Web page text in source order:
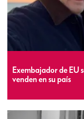
Exembajador de EU
venden en su país